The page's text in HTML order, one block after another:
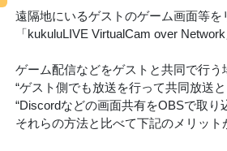
遠隔地にいるゲストのゲーム画面等を
「kukuluLIVE VirtualCam over
ゲーム配信などをゲストと共同で行う
“ゲスト側でも放送を行って共同放送
“Discordなどの画面共有をOBSで取り
それらの方法と比べて下記のメリット